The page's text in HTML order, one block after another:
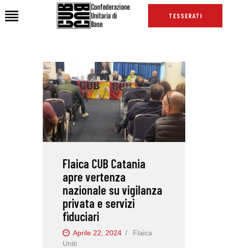
TESSERATI
HOME
CHI SIAMO
SEDI
NEWS
PODCAST CUB
INTERNAZIONALE
RASSEGNA STAMPA
Flaica CUB Catania
apre vertenza
nazionale su vigilanza
privata e servizi
fiduciari
Aprile 22, 2024
Flaica
Uniti